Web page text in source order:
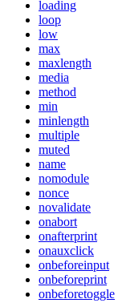
loading
loop
low
max
maxlength
media
method
min
minlength
multiple
muted
name
nomodule
nonce
novalidate
onabort
onafterprint
onauxclick
onbeforeinput
onbeforeprint
onbeforetoggle